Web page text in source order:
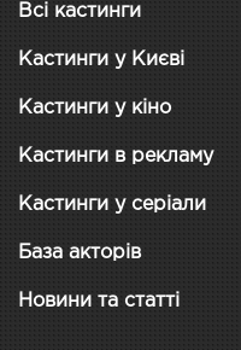
Всі кастинги
Кастинги у Києві
Кастинги у кіно
Кастинги в рекламу
Кастинги у серіали
База акторів
Новини та статті